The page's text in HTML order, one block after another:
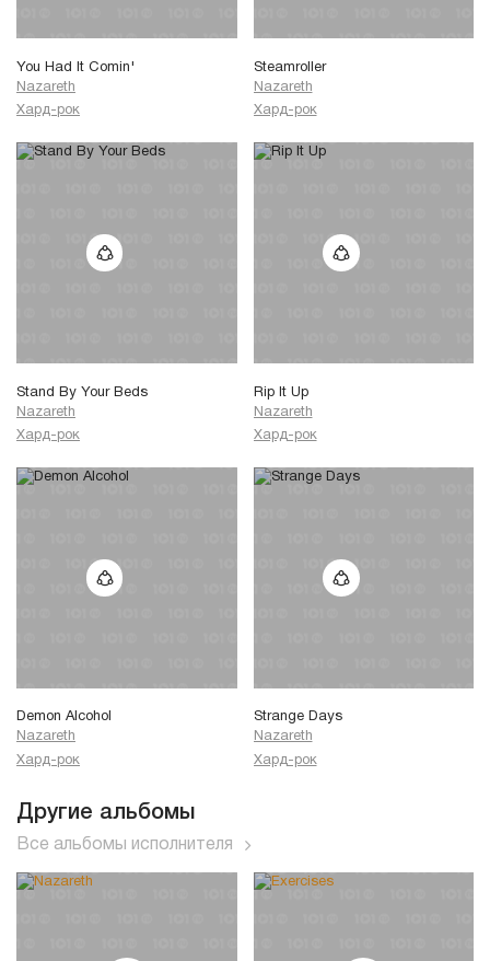
You Had It Comin'
Nazareth
Хард-рок
Steamroller
Nazareth
Хард-рок
Stand By Your Beds
Nazareth
Хард-рок
Rip It Up
Nazareth
Хард-рок
Demon Alcohol
Nazareth
Хард-рок
Strange Days
Nazareth
Хард-рок
Другие альбомы
Все альбомы исполнителя